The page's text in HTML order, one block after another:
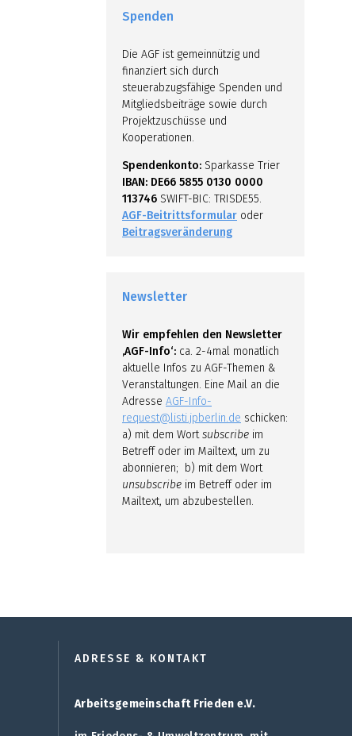
Spenden
Die AGF ist gemeinnützig und
finanziert sich durch
steuerabzugsfähige Spenden und
Mitgliedsbeiträge sowie durch
Projektzuschüsse und
Kooperationen.
Spendenkonto: Sparkasse Trier
IBAN: DE66 5855 0130 0000
113746 SWIFT-BIC: TRISDE55.
AGF-Beitrittsformular oder
Beitragsveränderung
Newsletter
Wir empfehlen den Newsletter
‚AGF-Info‘: ca. 2-4mal monatlich
aktuelle Infos zu AGF-Themen &
Veranstaltungen. Eine Mail an die
Adresse AGF-Info-
request@listi.jpberlin.de schicken:
a) mit dem Wortsubscribe im
Betreff oder im Mailtext, um zu
abonnieren; b) mit dem Wort
unsubscribe im Betreff oder im
Mailtext, um abzubestellen.
ADRESSE & KONTAKT
Arbeitsgemeinschaft Frieden e.V.